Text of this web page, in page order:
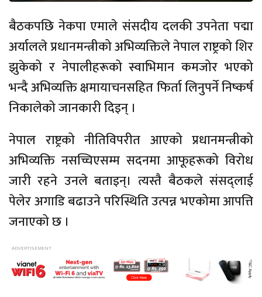
बैठकपछि नेकपा एमाले संसदीय दलकी उपनेता पद्मा
अर्यालले प्रधानमन्त्रीको अभिव्यक्तिले नेपाल राष्ट्रको शिर
झुकेको र नेपालीहरूको स्वाभिमान कमजोर भएको
भन्दै अभिव्यक्ति क्षमायाचनसहित फिर्ता लिनुपर्ने निष्कर्ष
निकालेको जानकारी दिइन् ।
नेपाल राष्ट्रको नीतिविपरीत आएको प्रधानमन्त्रीको
अभिव्यक्ति नसच्चिएसम्म सदनमा आफूहरूको विरोध
जारी रहने उनले बताइन्। त्यस्तै बैठकले संसद्लाई
पेलेर अगाडि बढाउने परिस्थिति उत्पन्न भएकोमा आपत्ति
जनाएको छ ।